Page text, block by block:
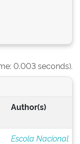
0.003 seconds).
Author(s)
Escola Nacional